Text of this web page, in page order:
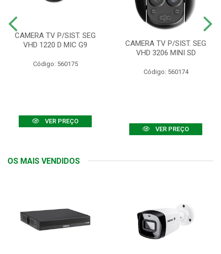
CAMERA TV P/SIST. SEG
VHD 1220 D MIC G9
Código: 560175
VER PREÇO
CAMERA TV P/SIST. SEG
VHD 3206 MINI SD
Código: 560174
VER PREÇO
OS MAIS VENDIDOS